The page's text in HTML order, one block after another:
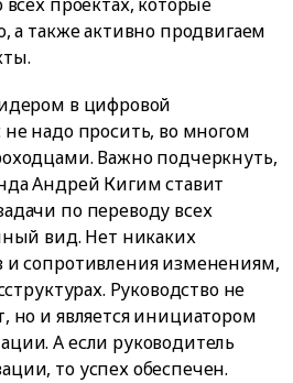
а также активно продвигаем
в цифровой
надо просить, во многом
Важно подчеркнуть,
Андрей Кигим ставит
по переводу всех
вид. Нет никаких
и сопротивления изменениям,
Руководство не
но и является инициатором
А если руководитель
то успех обеспечен.